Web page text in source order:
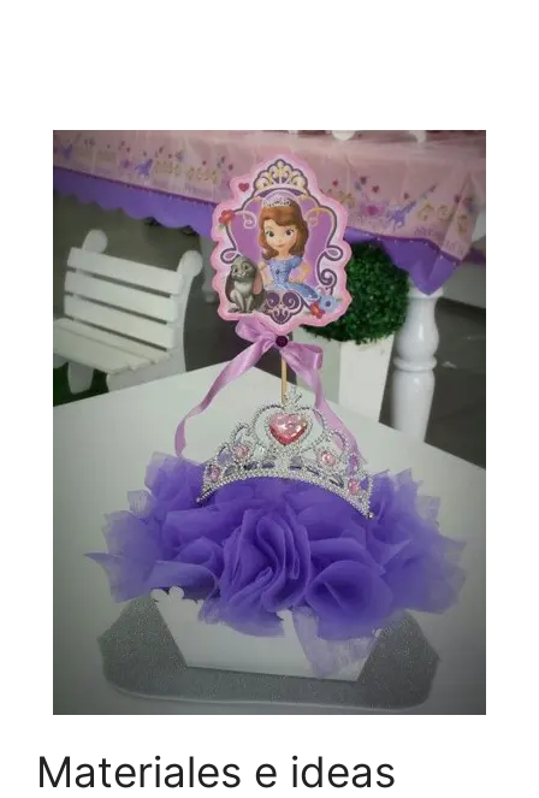
Materiales e ideas